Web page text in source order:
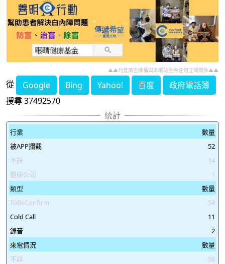
37492475
37492476 37492477
37492478
37492479
37492480 37492481
37492482
37492483
37492484 37492485
37492486
37492487
37492488 37492489
37492490
37492491
37492492 37492493
37492494
37492495
37492499
37492500 37492501
37492502
37492503
37492504 37492505
37492506
37492507
37492511
37492512 37492513
37492514
37492515
37492519
37492523
37492524 37492525
37492526
37492527
▲▲刊登廣告機構與本網站全無任何立場關係▲▲
從 Google Bing Yahoo! 百度
政府電話簿
搜尋 37492570
行業
數量
被APP攔截
52
不詳
14
體檢公司
1
類型
數量
ToBeConfirm
54
Cold Call
11
錄音
2
來電情況
數量
不詳
58